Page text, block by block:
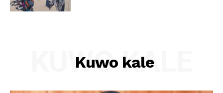
Kuwo kale
KUWO KALE